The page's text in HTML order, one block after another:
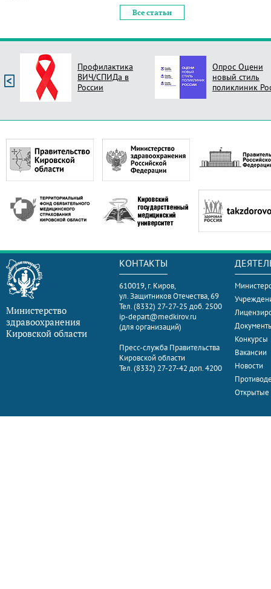
Все статьи
Профилактика
ВИЧ/СПИДа в
России
Опрос Оцени
новый стиль
поликлиник
Министерство
здравоохранения
Кировской области
КОНТАКТЫ
610019, г. Киров,
ул. Защитников Отечества, 69
Тел. (8332) 27-27-25 доб. 2500
ip-depart@medkirov.ru
(для организаций)
Пресс-служба Правительства
Кировской области
Тел. (8332) 27-27-42 доп. 4200
Конкурсы
Вакансии
Новости